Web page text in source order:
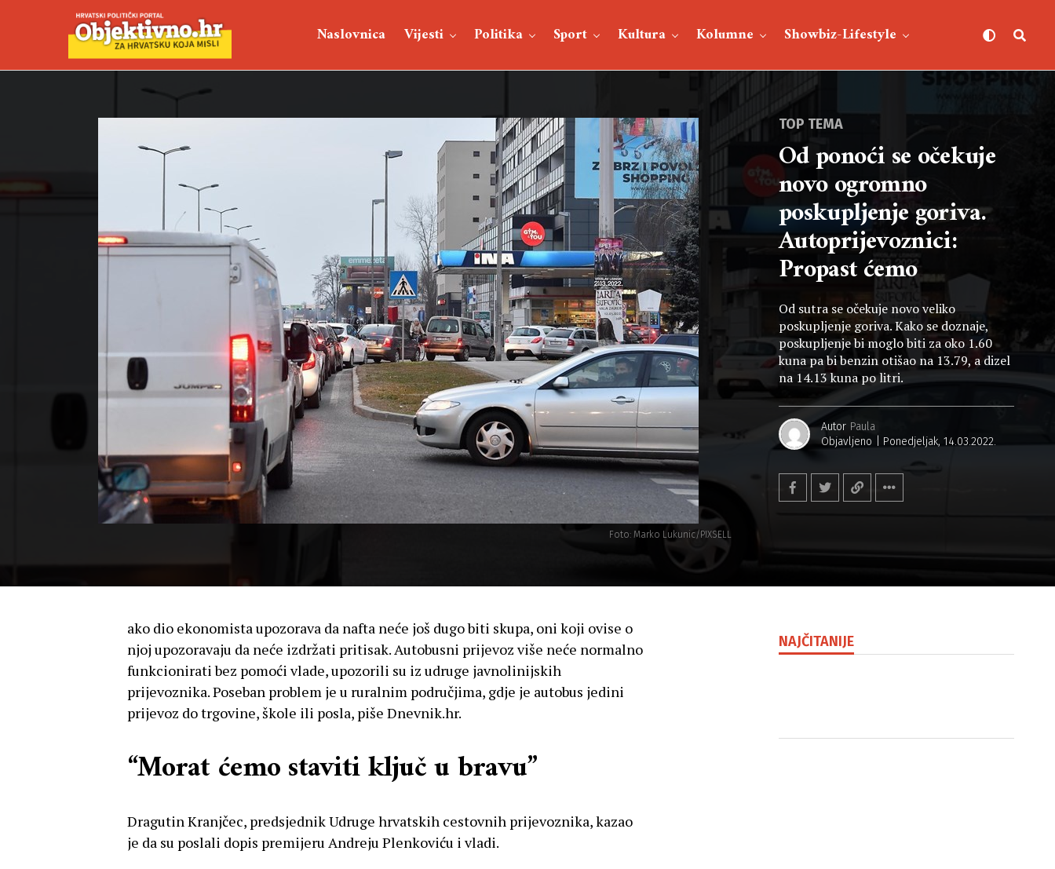
Naslovnica Vijesti Politika Sport Kultura Kolumne Showbiz-Lifestyle
Foto: Marko Lukunic/PIXSELL
TOP TEMA
Od ponoći se očekuje
novo ogromno
poskupljenje goriva.
Autoprijevoznici:
Propast ćemo
Od sutra se očekuje novo veliko
poskupljenje goriva. Kako se doznaje,
poskupljenje bi moglo biti za oko 1.60
kuna pa bi benzin otišao na 13.79, a dizel
na 14.13 kuna po litri.
Autor Paula
Objavljeno
Ponedjeljak, 14.03.2022.
ako dio ekonomista upozorava da nafta neće još dugo biti skupa, oni koji ovise o
njoj upozoravaju da neće izdržati pritisak. Autobusni prijevoz više neće normalno
funkcionirati bez pomoći vlade, upozorili su iz udruge javnolinijskih
prijevoznika. Poseban problem je u ruralnim područjima, gdje je autobus jedini
prijevoz do trgovine, škole ili posla, piše Dnevnik.hr.
“Morat ćemo staviti ključ u bravu”
Dragutin Kranjčec, predsjednik Udruge hrvatskih cestovnih prijevoznika, kazao
je da su poslali dopis premijeru Andreju Plenkoviću i vladi.
NAJČITANIJE